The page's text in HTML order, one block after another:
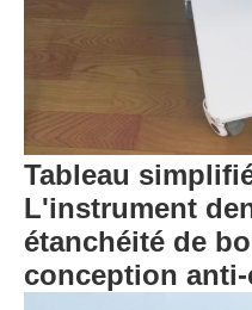
Tableau
L'instrument
étanchéité de
conception